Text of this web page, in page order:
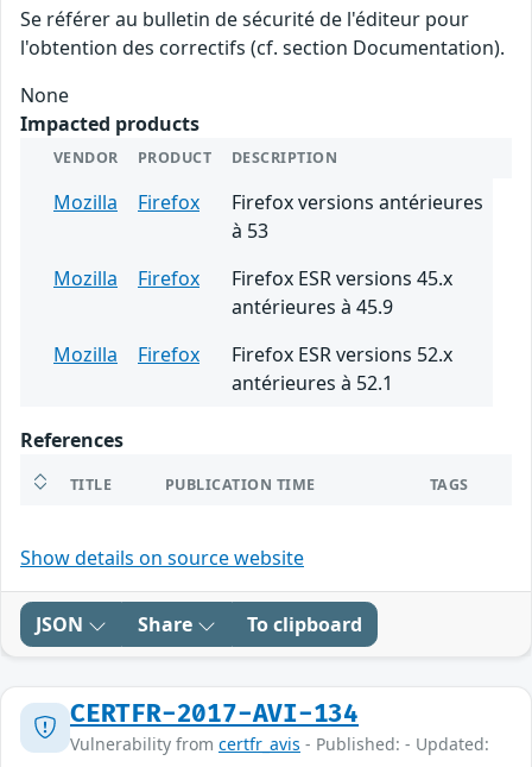
Se référer au bulletin de sécurité de l'éditeur pour
l'obtention des correctifs (cf. section Documentation).
None
Impacted products
VENDOR PRODUCT DESCRIPTION
Mozilla Firefox
Firefox versions antérieures
à 53
Mozilla
Firefox
Firefox ESR versions 45.x
antérieures à 45.9
Mozilla
Firefox
Firefox ESR versions 52.x
antérieures à 52.1
References
TITLE PUBLICATION TIME TAGS
Show details on source website
JSON Share To clipboard
CERTFR-2017-AVI-134
Vulnerability from certfr_avis - Published: - Updated: